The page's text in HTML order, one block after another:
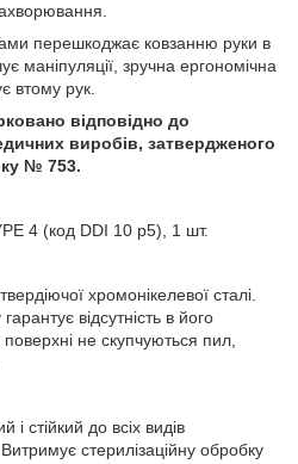
перешкоджає ковзанню руки в
маніпуляції, зручна ергономічна
втому рук.
відповідно до
виробів, затвердженого
№ 753.
4 (код DDI 10 p5), 1 шт.
хромонікелевої сталі.
відсутність в його
не скупчуються пил,
і стійкий до всіх видів
Витримує стерилізаційну обробку